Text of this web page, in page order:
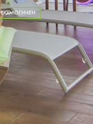
ЕКОЛОГИЧЕН